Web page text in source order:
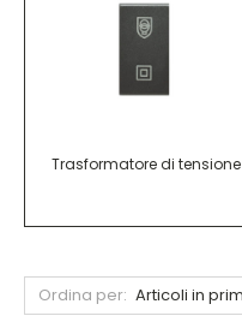
Trasformatore di tensione
Ordina per: